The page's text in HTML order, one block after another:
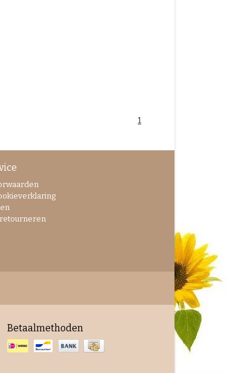
1
Betaalmethoden